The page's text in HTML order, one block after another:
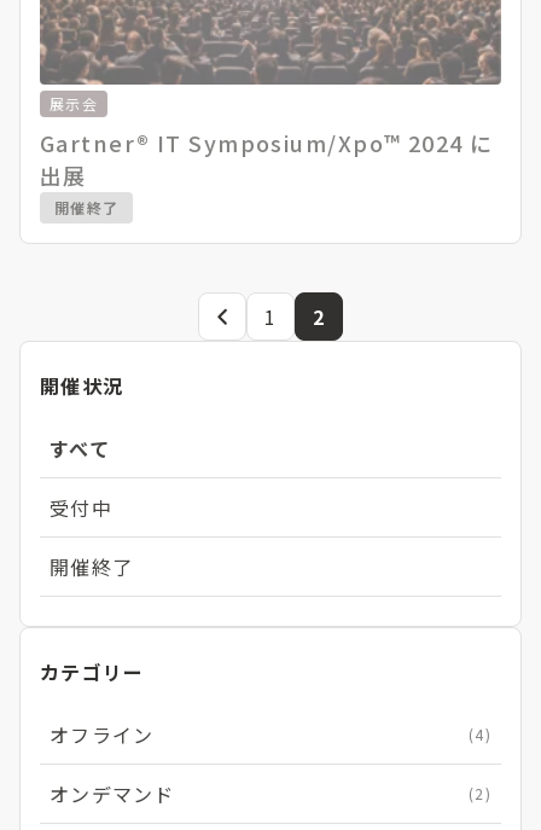
展示会
Gartner® IT Symposium/Xpo™ 2024 に
出展
開催終了
前
1 2
開催状況
すべて
受付中
開催終了
カテゴリー
オフライン (4)
オンデマンド (2)